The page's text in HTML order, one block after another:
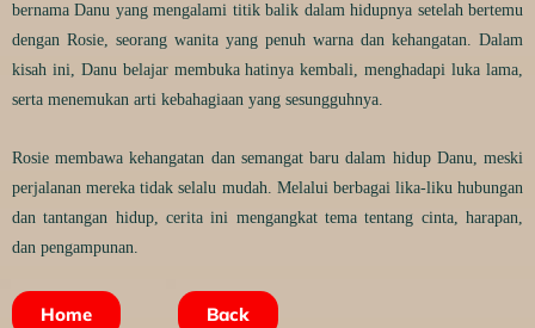
bernama Danu yang mengalami titik balik dalam hidupnya setelah bertemu
dengan Rosie, seorang wanita yang penuh warna dan kehangatan. Dalam
kisah ini, Danu belajar membuka hatinya kembali, menghadapi luka lama,
serta menemukan arti kebahagiaan yang sesungguhnya.
Rosie membawa kehangatan dan semangat baru dalam hidup Danu, meski
perjalanan mereka tidak selalu mudah. Melalui berbagai lika-liku hubungan
dan tantangan hidup, cerita ini mengangkat tema tentang cinta, harapan,
dan pengampunan.
Home Back